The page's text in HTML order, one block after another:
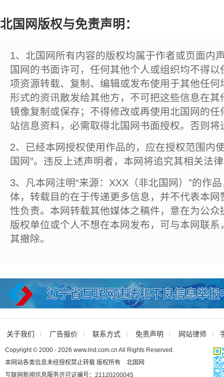
北国网版权与免责声明：
1、北国网所有内容的版权均属于作者或页面内
国网的书面许可，任何其他个人或组织均不得
项资源转载、复制、编辑或发布使用于其他任
形式的资讯散发给其他方，不可把这些信息在
镜像复制或保存；不得修改或再使用北国网的
站信息资料，必需取得北国网书面授权。否则将
2、已经本网授权使用作品的，应在授权范围内
国网”。违反上述声明者，本网将追究其相关法
3、凡本网注明“来源：XXX（非北国网）”的作
体，转载目的在于传递更多信息，并不代表本
性负责。本网转载其他媒体之稿件，意在为公
版权单位或个人不想在本网发布，可与本网联
其撤除。
关于我们 广告报价 联系方式 免责声明 网站律师
Copyright © 2000 - 2026 www.lnd.com.cn All Rights Reserved.
本网站各类信息未经授权禁止转载 版权所有 北国网
互联网新闻信息服务许可证编号：21120200045